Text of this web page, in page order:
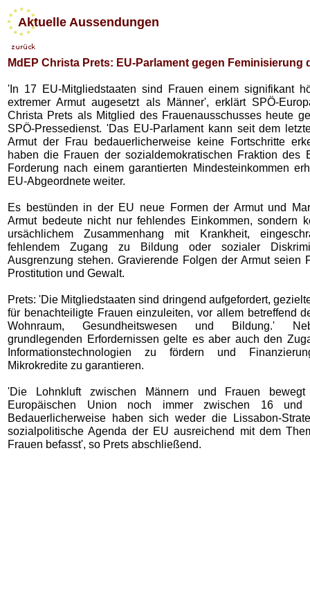
Aktuelle Aussendungen
MdEP Christa Prets: EU-Parlament gegen Feminisierung
'In 17 EU-Mitgliedstaaten sind Frauen einem signifikant
extremer Armut augesetzt als Männer', erklärt SPÖ-
Christa Prets als Mitglied des Frauenausschusses heute
SPÖ-Pressedienst. 'Das EU-Parlament kann seit dem
Armut der Frau bedauerlicherweise keine Fortschritte
haben die Frauen der sozialdemokratischen Fraktion des
Forderung nach einem garantierten Mindesteinkommen
EU-Abgeordnete weiter.
Es bestünden in der EU neue Formen der Armut und
Armut bedeute nicht nur fehlendes Einkommen, sondern
ursächlichem Zusammenhang mit Krankheit,
fehlendem Zugang zu Bildung oder sozialer
Ausgrenzung stehen. Gravierende Folgen der Armut seien
Prostitution und Gewalt.
Prets: 'Die Mitgliedstaaten sind dringend aufgefordert,
für benachteiligte Frauen einzuleiten, vor allem betreffend
Wohnraum, Gesundheitswesen und Bildung.'
grundlegenden Erfordernissen gelte es aber auch den
Informationstechnologien zu fördern und
Mikrokredite zu garantieren.
'Die Lohnkluft zwischen Männern und Frauen
Europäischen Union noch immer zwischen 16 und
Bedauerlicherweise haben sich weder die Lissabon-
sozialpolitische Agenda der EU ausreichend mit dem
Frauen befasst', so Prets abschließend.